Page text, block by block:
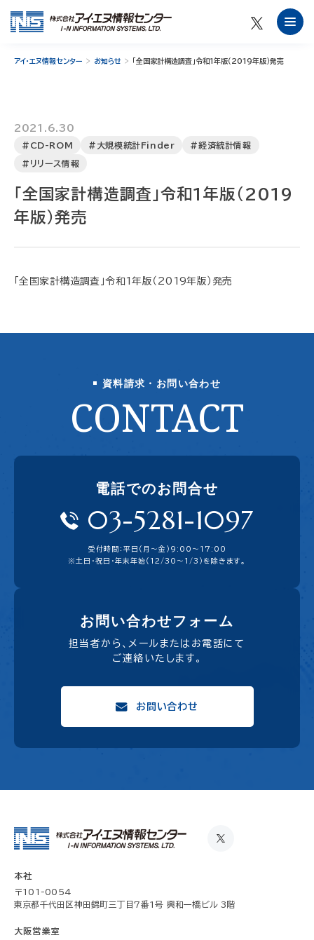
アイ・エヌ情報センター お知らせ 「全国家計構造調査」令和1年版（2019年版）発売
2021.6.30
#CD-ROM #大規模統計Finder #経済統計情報
#リリース情報
「全国家計構造調査」令和1年版（2019
年版）発売
「全国家計構造調査」令和1年版（2019年版）発売
資料請求・お問い合わせ
CONTACT
電話でのお問合せ
03-5281-1097
受付時間：平日（月〜金）9:00〜17:00
※土日・祝日・年末年始（12/30～1/3）を除きます。
お問い合わせフォーム
担当者から、メールまたはお電話にて
ご連絡いたします。
お問い合わせ
本社
〒101-0054
東京都千代田区神田錦町三丁目7番1号 興和一橋ビル 3階
大阪営業室